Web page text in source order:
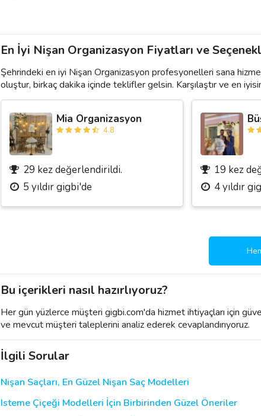
En İyi Nişan Organizasyon Fiyatları ve
Şehrindeki en iyi Nişan Organizasyon profesyonelleri sana
oluştur, birkaç dakika içinde teklifler gelsin. Karşılaştır ve en
Mia Organizasyon
4.8
29 kez değerlendirildi.
5 yıldır gigbi'de
19 kez
4 yıldır
Bu içerikleri nasıl hazırlıyoruz?
Her gün yüzlerce müşteri gigbi.com'da hizmet ihtiyaçları için
ve mevcut müşteri taleplerini analiz ederek cevaplandırıyoruz.
İlgili Sorular
Nişan Saçları, En Güzel Nişan Saç Modelleri
Isteme Çiçeği Modelleri İçin Birbirinden Güzel Öneriler